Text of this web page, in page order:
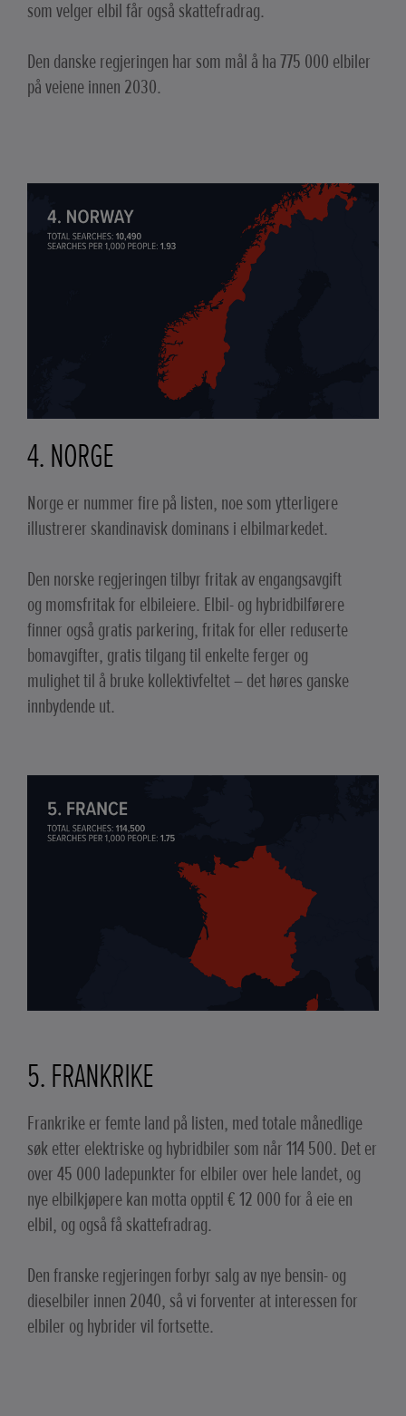
som velger elbil får også skattefradrag.
Den danske regjeringen har som mål å ha 775 000 elbiler
på veiene innen 2030.
4. NORGE
Norge er nummer fire på listen, noe som ytterligere
illustrerer skandinavisk dominans i elbilmarkedet.
Den norske regjeringen tilbyr fritak av engangsavgift
og momsfritak for elbileiere. Elbil- og hybridbilførere
finner også gratis parkering, fritak for eller reduserte
bomavgifter, gratis tilgang til enkelte ferger og
mulighet til å bruke kollektivfeltet – det høres ganske
innbydende ut.
5. FRANKRIKE
Frankrike er femte land på listen, med totale månedlige
søk etter elektriske og hybridbiler som når 114 500. Det er
over 45 000 ladepunkter for elbiler over hele landet, og
nye elbilkjøpere kan motta opptil € 12 000 for å eie en
elbil, og også få skattefradrag.
Den franske regjeringen forbyr salg av nye bensin- og
dieselbiler innen 2040, så vi forventer at interessen for
elbiler og hybrider vil fortsette.